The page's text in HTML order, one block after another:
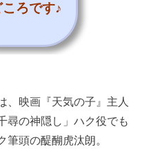
ろです♪
、映画『天気の子』主人
尋の神隠し」ハク役でも
頭の醍醐虎汰朗。